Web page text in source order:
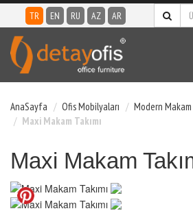
TR EN RU AZ AR
AnaSayfa Ofis Mobilyaları
Modern Makam
Maxi Makam Takımı
Maxi Makam